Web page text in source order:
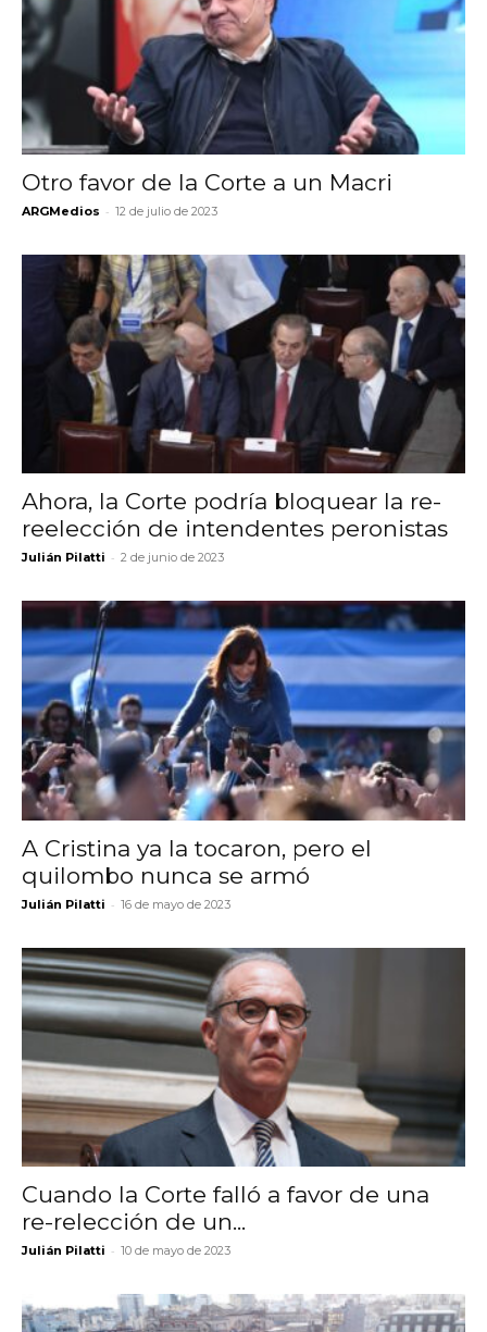
Otro favor de la Corte a un Macri
ARGMedios - 12 de julio de 2023
Ahora, la Corte podría bloquear la re-
reelección de intendentes peronistas
Julián Pilatti - 2 de junio de 2023
A Cristina ya la tocaron, pero el
quilombo nunca se armó
Julián Pilatti - 16 de mayo de 2023
Cuando la Corte falló a favor de una
re-relección de un...
Julián Pilatti - 10 de mayo de 2023